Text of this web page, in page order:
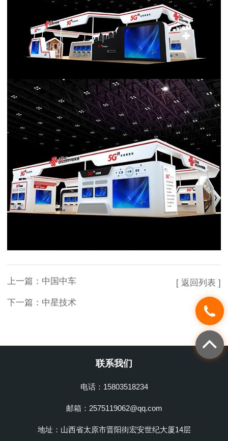
上一篇： 中国中车
下一篇： 中星技术
[ 返回列表 ]
联系我们
电话：15803518234
邮箱：2575119062@qq.com
地址：山西省太原市晋阳街宏安世纪大厦14层